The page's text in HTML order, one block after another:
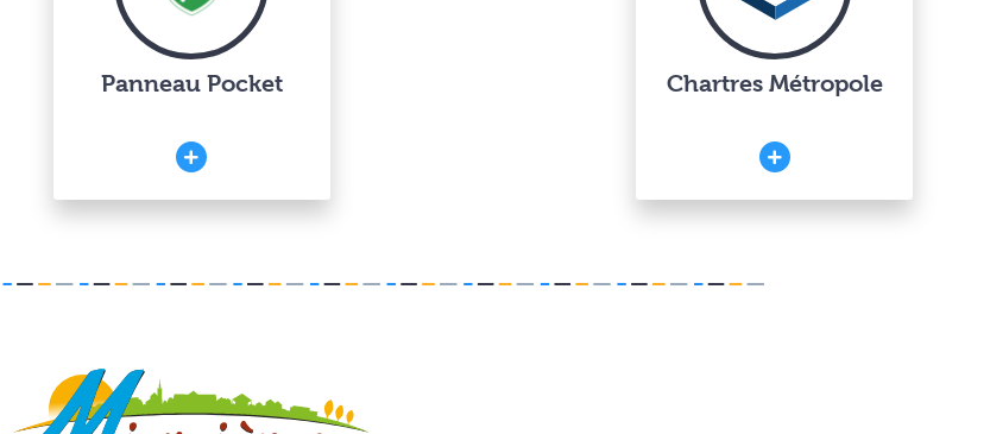
Panneau Pocket Chartres Métropole